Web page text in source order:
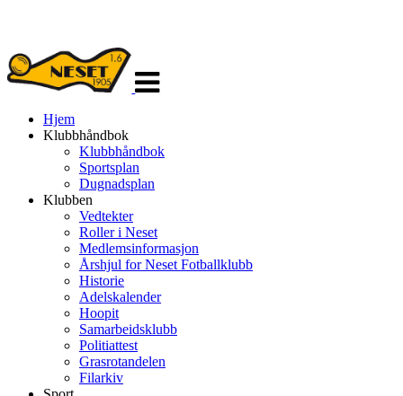
navigasjon
Hjem
Klubbhåndbok
Klubbhåndbok
Sportsplan
Dugnadsplan
Klubben
Vedtekter
Roller i Neset
Medlemsinformasjon
Årshjul for Neset Fotballklubb
Historie
Adelskalender
Hoopit
Samarbeidsklubb
Politiattest
Grasrotandelen
Filarkiv